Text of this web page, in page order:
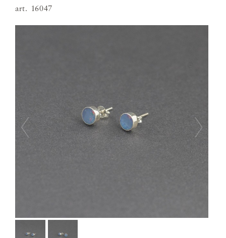
art. 16047